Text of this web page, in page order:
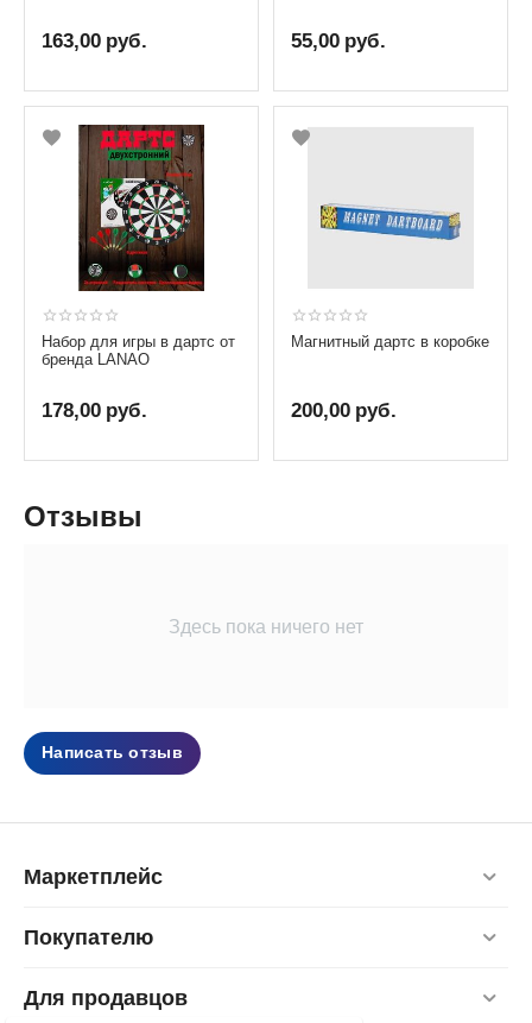
163,00 руб. 55,00 руб.
Набор для игры в дартс от
бренда LANAO
178,00 руб.
Магнитный дартс в коробке
200,00 руб.
Отзывы
Здесь пока ничего нет
Написать отзыв
Маркетплейс
Покупателю
Для продавцов